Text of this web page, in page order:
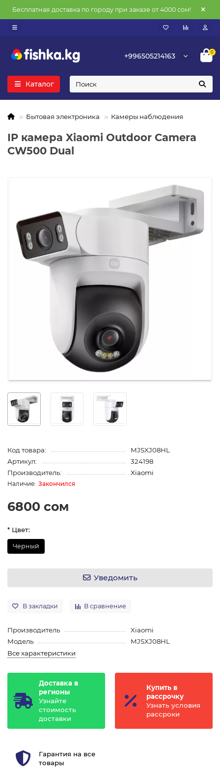
Бесплатная доставка по городу при заказе от 4000 сом!
+996505214163 0
Каталог
Бытовая электроника Камеры наблюдения
IP камера Xiaomi Outdoor Camera
CW500 Dual
Код товара:
MJSXJ08HL
Артикул:
324198
Производитель:
Xiaomi
Закончился
6800 сом
* Цвет:
Черный
Уведомить
В закладки В сравнение
Производитель
Xiaomi
Модель
MJSXJ08HL
Все характеристики
Доставка в
регионы
Узнайте
стоимость
доставки
Купить в
рассрочку
Узнать условия
рассроки
Гарантия на все
товары